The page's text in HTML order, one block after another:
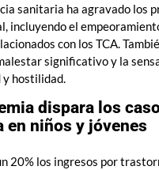
sanitaria ha agravado los
incluyendo el
con los TCA.
significativo y la
hostilidad.
dispara los
en niños y jóvenes
20% los ingresos por